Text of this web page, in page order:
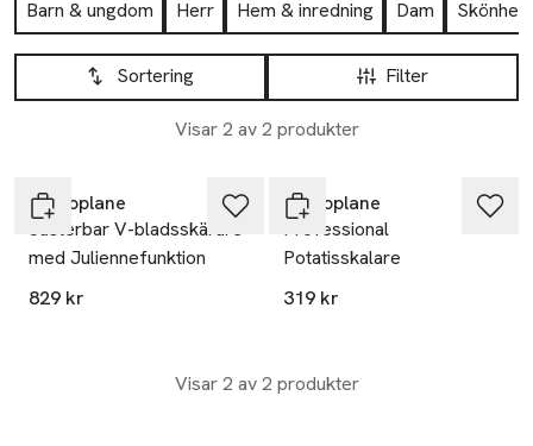
Barn & ungdom Herr Hem & inredning Dam
Skönhet
Hoppa till produktsidan
Filter
Sortering
Visar 2 av 2 produkter
Lista över produkter
Microplane
Justerbar V-bladsskärare
med Juliennefunktion
829 kr
Microplane
Professional
Potatisskalare
319 kr
Visar 2 av 2 produkter